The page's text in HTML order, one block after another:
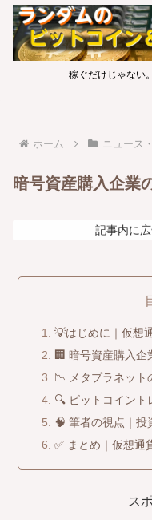
稼ぐだけじゃない
ホーム ニュース
暗号資産購入企業
記事内に
💡はじめに｜仮想
🏢 暗号資産購入
📉 メタプラネット
🔍 ビットコイント
🧠 筆者の視点｜投
✅ まとめ｜仮想通
ス